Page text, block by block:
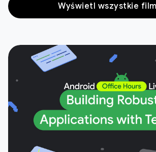
Wyświetl wszystkie